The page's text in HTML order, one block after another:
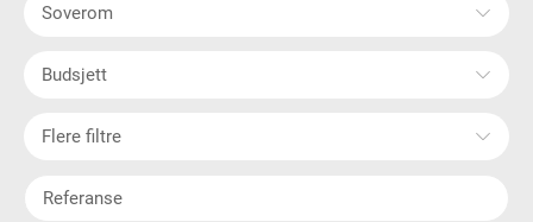
Soverom
Budsjett
Flere filtre